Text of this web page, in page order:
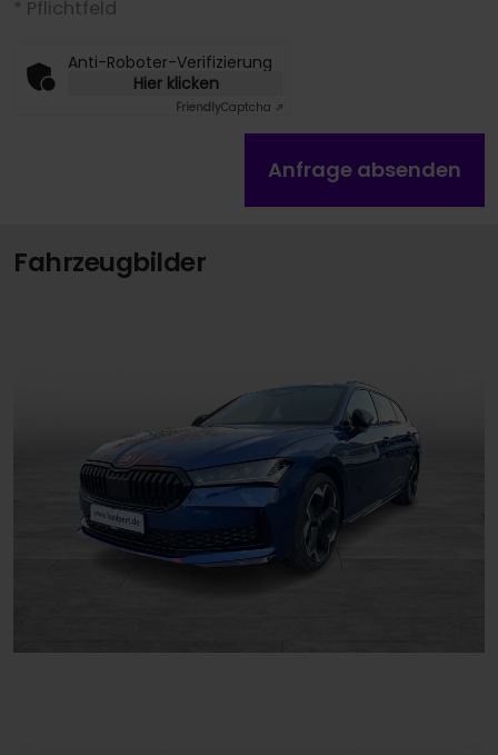
* Pflichtfeld
Anti-Roboter-Verifizierung
Hier klicken
FriendlyCaptcha ⇗
Anfrage absenden
Fahrzeugbilder